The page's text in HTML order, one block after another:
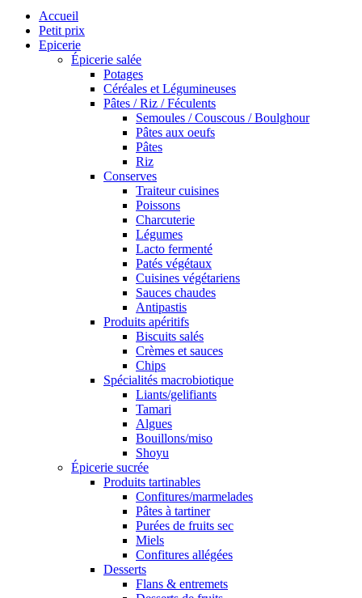
Accueil
Petit prix
Epicerie
Épicerie salée
Potages
Céréales et Légumineuses
Pâtes / Riz / Féculents
Semoules / Couscous / Boulghour
Pâtes aux oeufs
Pâtes
Riz
Conserves
Traiteur cuisines
Poissons
Charcuterie
Légumes
Lacto fermenté
Patés végétaux
Cuisines végétariens
Sauces chaudes
Antipastis
Produits apéritifs
Biscuits salés
Crèmes et sauces
Chips
Spécialités macrobiotique
Liants/gelifiants
Tamari
Algues
Bouillons/miso
Shoyu
Épicerie sucrée
Produits tartinables
Confitures/marmelades
Pâtes à tartiner
Purées de fruits sec
Miels
Confitures allégées
Desserts
Flans & entremets